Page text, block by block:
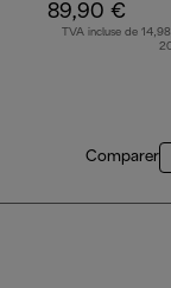
89,90 €
TVA incluse de
Comparer